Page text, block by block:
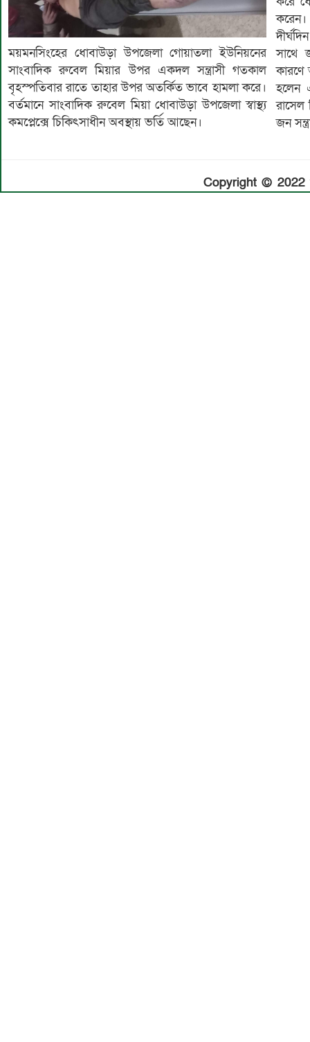
ময়মনসিংহের ধোবাউড়া উপজেলা গোয়াতলা ইউনিয়নের
সাংবাদিক রুবেল মিয়ার উপর একদল সন্ত্রাসী গতকাল
বৃহস্পতিবার রাতে তাহার উপর অতর্কিত ভাবে হামলা করে।
বর্তমানে সাংবাদিক রুবেল মিয়া ধোবাউড়া উপজেলা স্বাস্থ্য
কমপ্লেক্সে চিকিৎসাধীন অবস্থায় ভর্তি আছেন।
সাথে
কারণে
হলেন
জন
Copyright © 2022